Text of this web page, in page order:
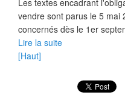
Les textes encadrant
vendre sont parus le 5 mai
concernés dès le 1er
Lire la suite
[Haut]